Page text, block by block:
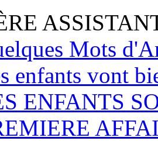
Mots
enfants vont
ENFANTS